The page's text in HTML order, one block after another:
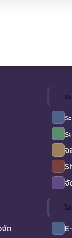
จัด
ร
ร
ร
จ
จั
ไ